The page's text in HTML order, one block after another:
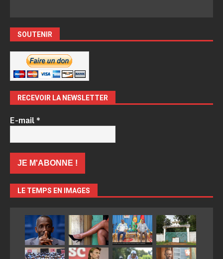
SOUTENIR
RECEVOIR LA NEWSLETTER
E-mail*
LE TEMPS EN IMAGES